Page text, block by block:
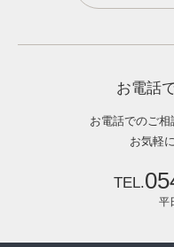
お電話
お電話でのご相
お気軽
平